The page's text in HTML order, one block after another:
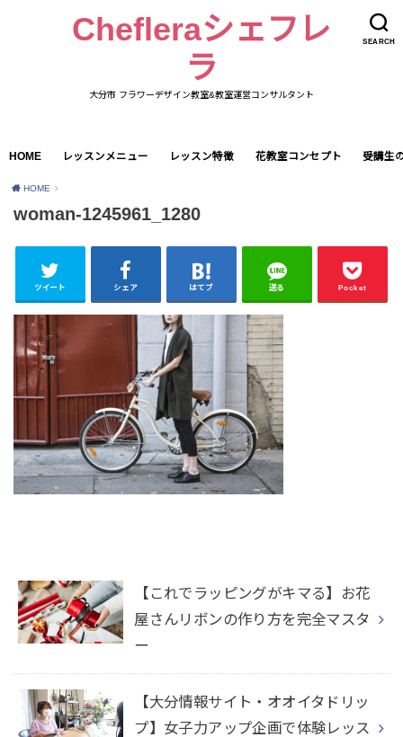
SEARCH
Chefleraシェフレ
ラ
大分市 フラワーデザイン教室&教室運営コンサルタント
HOME レッスンメニュー レッスン特徴 花教室コンセプト 受講生
HOME
woman-1245961_1280
ツイート シェア はてブ 送る Pocket
【これでラッピングがキマる】お花
屋さんリボンの作り方を完全マスタ
ー
【大分情報サイト・オオイタドリッ
プ】女子力アップ企画で体験レッス